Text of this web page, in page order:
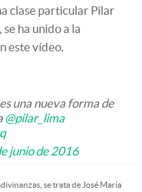
clase particular Pilar
, se ha unido a la
este vídeo.
una nueva forma de
@pilar_lima
junio de 2016
se trata de José María